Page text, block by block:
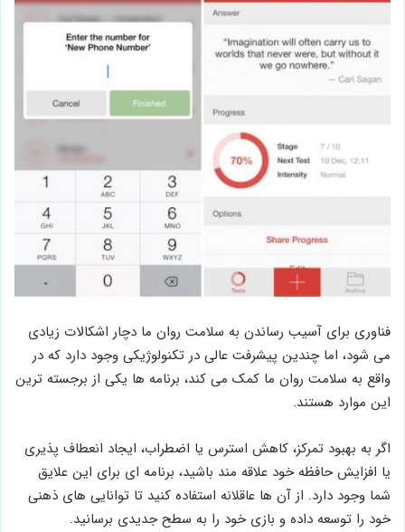
فناوری برای آسیب رساندن به سلامت روان ما دچار اشکالات زیادی
می شود، اما چندین پیشرفت عالی در تکنولوژیکی وجود دارد که در
واقع به سلامت روان ما کمک می کند، برنامه ها یکی از برجسته ترین
این موارد هستند.
اگر به بهبود تمرکز، کاهش استرس یا اضطراب، ایجاد انعطاف پذیری
یا افزایش حافظه خود علاقه مند باشید، برنامه ای برای این علایق
شما وجود دارد. از آن ها عاقلانه استفاده کنید تا توانایی های ذهنی
خود را توسعه داده و بازی خود را به سطح جدیدی برسانید.